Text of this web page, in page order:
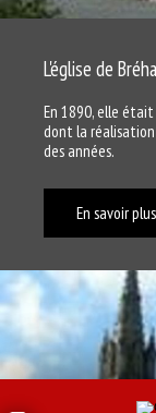
L'église de
En 1890, elle
dont la
des années.
En savoir plus